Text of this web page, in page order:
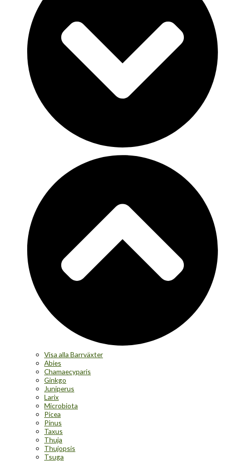
Visa alla Barrväxter
Abies
Chamaecyparis
Ginkgo
Juniperus
Larix
Microbiota
Picea
Pinus
Taxus
Thuja
Thujopsis
Tsuga